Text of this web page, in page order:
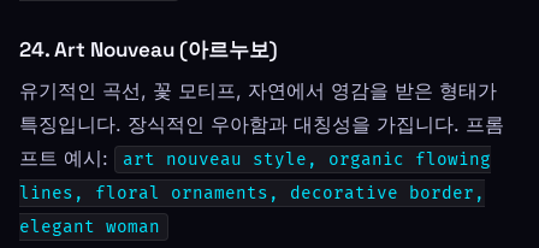
24. Art Nouveau (아르누보)
유기적인 곡선, 꽃 모티프, 자연에서 영감을 받은 형태가
특징입니다. 장식적인 우아함과 대칭성을 가집니다. 프롬
프트 예시:
art nouveau style, organic flowing
lines, floral ornaments, decorative border,
elegant woman